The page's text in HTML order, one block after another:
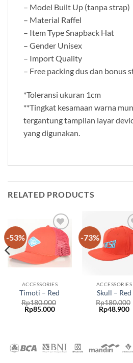
– Model Built Up (tanpa strap)
– Material Raffel
– Item Type Snapback Hat
– Gender Unisex
– Import Quality
– Free packing dus dan bonus
*Toleransi ukuran 1cm
**Tingkat kesamaan warna
tergantung tampilan layar
yang digunakan.
RELATED PRODUCTS
-53%
Add to
wishlist
ACCESSORIES
Timoti – Red
Rp180.000
Rp85.000
-73%
ACCESSORIES
Skull – Red
Rp180.000
Rp48.900